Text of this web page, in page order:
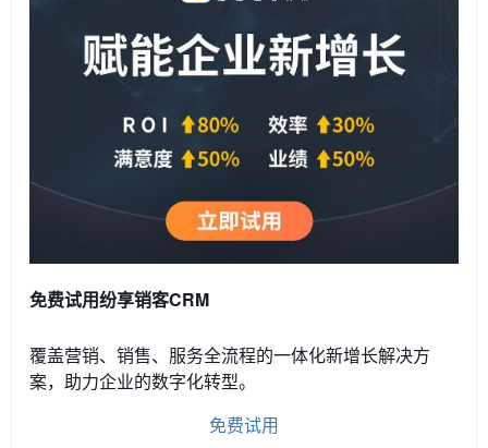
免费试用纷享销客CRM
覆盖营销、销售、服务全流程的一体化新增长解决方
案，助力企业的数字化转型。
免费试用